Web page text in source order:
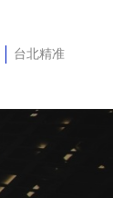
台北精准